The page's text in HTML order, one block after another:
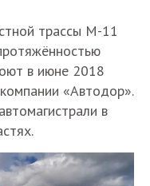
трассы М-11
в июне 2018
«Автодор».
в